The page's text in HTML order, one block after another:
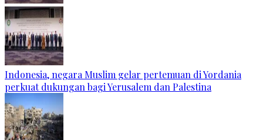
Indonesia, negara Muslim gelar pertemuan di Yordania
perkuat dukungan bagi Yerusalem dan Palestina